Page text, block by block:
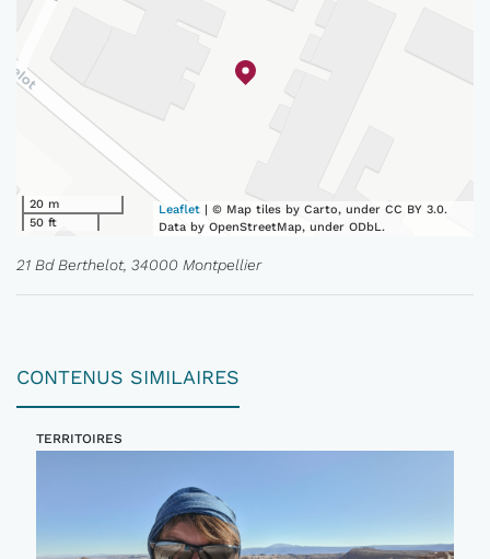
20 m
50 ft
Leaflet | © Map tiles by Carto, under CC BY 3.0.
Data by OpenStreetMap, under ODbL.
21 Bd Berthelot, 34000 Montpellier
CONTENUS SIMILAIRES
TERRITOIRES